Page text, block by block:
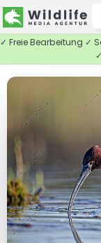
✓ Freie Bearbeitung ✓